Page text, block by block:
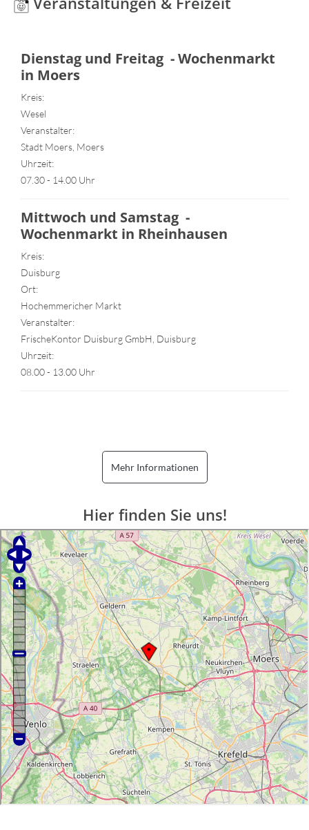
Dienstag und Freitag - Wochenmarkt
in Moers
Kreis:
Wesel
Veranstalter:
Stadt Moers, Moers
Uhrzeit:
07.30 - 14.00 Uhr
Mittwoch und Samstag -
Wochenmarkt in Rheinhausen
Kreis:
Duisburg
Ort:
Hochemmericher Markt
Veranstalter:
FrischeKontor Duisburg GmbH, Duisburg
Uhrzeit:
08.00 - 13.00 Uhr
Mehr Informationen
Hier finden Sie uns!